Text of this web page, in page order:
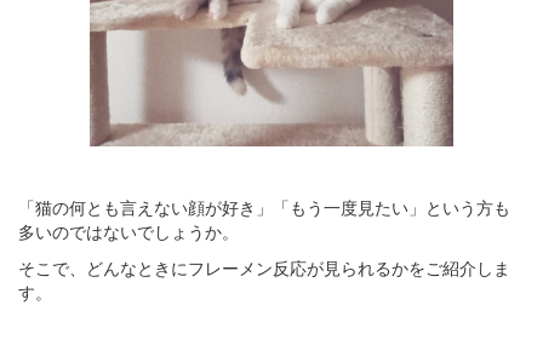
「猫の何とも言えない顔が好き」「もう一度見たい」という方も
多いのではないでしょうか。
そこで、どんなときにフレーメン反応が見られるかをご紹介しま
す。